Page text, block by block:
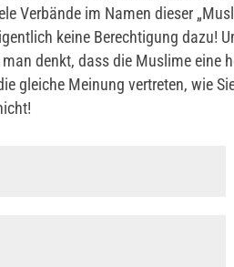
Verbände im Namen dieser
keine Berechtigung dazu!
denkt, dass die Muslime eine
gleiche Meinung vertreten, wie